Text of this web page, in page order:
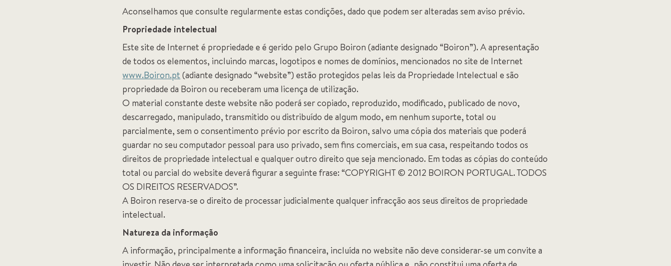
Aconselhamos que consulte regularmente estas condições, dado que podem ser alteradas sem aviso prévio.
Propriedade intelectual
Este site de Internet é propriedade e é gerido pelo Grupo Boiron (adiante designado “Boiron”). A apresentação
de todos os elementos, incluindo marcas, logotipos e nomes de domínios, mencionados no site de Internet
www.Boiron.pt (adiante designado “website”) estão protegidos pelas leis da Propriedade Intelectual e são
propriedade da Boiron ou receberam uma licença de utilização.
O material constante deste website não poderá ser copiado, reproduzido, modificado, publicado de novo,
descarregado, manipulado, transmitido ou distribuído de algum modo, em nenhum suporte, total ou
parcialmente, sem o consentimento prévio por escrito da Boiron, salvo uma cópia dos materiais que poderá
guardar no seu computador pessoal para uso privado, sem fins comerciais, em sua casa, respeitando todos os
direitos de propriedade intelectual e qualquer outro direito que seja mencionado. Em todas as cópias do conteúdo
total ou parcial do website deverá figurar a seguinte frase: “COPYRIGHT © 2012 BOIRON PORTUGAL. TODOS
OS DIREITOS RESERVADOS”.
A Boiron reserva-se o direito de processar judicialmente qualquer infracção aos seus direitos de propriedade
intelectual.
Natureza da informação
A informação, principalmente a informação financeira, incluída no website não deve considerar-se um convite a